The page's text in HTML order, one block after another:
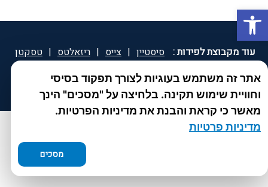
פתח סרגל נגישות
אתר זה משתמש בעוגיות לצורך תפקוד בסיסי
וחוויית שימוש תקינה. בלחיצה על "מסכים" הינך
מאשר כי קראת והבנת את מדיניות הפרטיות.
מדיניות פרטיות
מסכים
עוד מקבוצת לפידות : סיסטיין | צייס | ריזאלטס | טסקטן
| ספאטון | ספיד גרון | יוטיפרו פלוס | קוקידנט |
DROPsept ®